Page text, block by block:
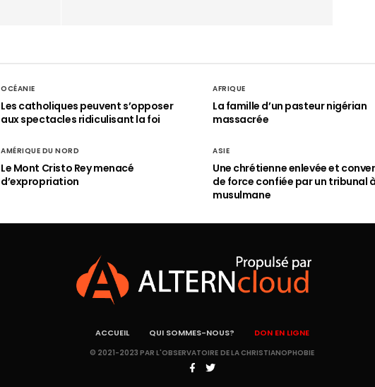
OCÉANIE
Les catholiques peuvent s’opposer
aux spectacles ridiculisant la foi
AFRIQUE
La famille d’un pasteur nigérian
massacrée
AMÉRIQUE DU NORD
Le Mont Cristo Rey menacé
d’expropriation
ASIE
Une chrétienne enlevée et
de force confiée par un tribunal
musulmane
ACCUEIL QUI SOMMES-NOUS? DON EN LIGNE
© 2021-2023 PAR L'OBSERVATOIRE DE LA CHRISTIANOPHOBIE